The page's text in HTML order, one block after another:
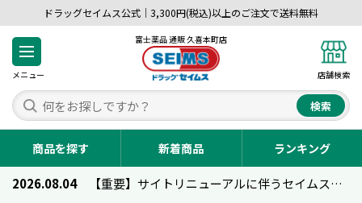
ドラッグセイムス公式｜3,300円(税込)以上のご注文で送料無料
メニュー
富士薬品 通販 久喜本町店
店舗検索
検索
商品を探す 新着商品 ランキング
2026.08.04
【重要】サイトリニューアルに伴うセイムス通販のご利用について